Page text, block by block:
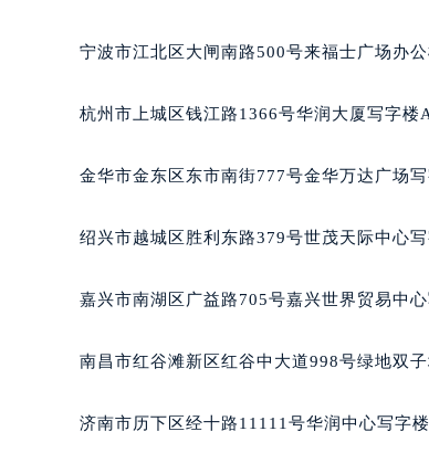
青岛市南区山东路6号华润
长春市朝阳区西安大路727
昆明市盘龙区北京路928号
西安市碑林区南关正街88号
唐山市路南区新华东道100
内蒙古自治区呼和浩特市
重庆市解放碑渝中区民权路
宁波市江北区大闸南路500号来福士广场办
杭州市上城区钱江路1366号华润大厦写字楼
金华市金东区东市南街777号金华万达广场
绍兴市越城区胜利东路379号世茂天际中心
嘉兴市南湖区广益路705号嘉兴世界贸易中
南昌市红谷滩新区红谷中大道998号绿地双
济南市历下区经十路11111号华润中心写字